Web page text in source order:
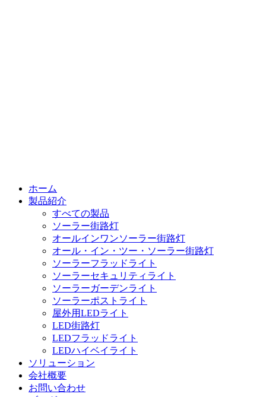
ホーム
製品紹介
すべての製品
ソーラー街路灯
オールインワンソーラー街路灯
オール・イン・ツー・ソーラー街路灯
ソーラーフラッドライト
ソーラーセキュリティライト
ソーラーガーデンライト
ソーラーポストライト
屋外用LEDライト
LED街路灯
LEDフラッドライト
LEDハイベイライト
ソリューション
会社概要
お問い合わせ